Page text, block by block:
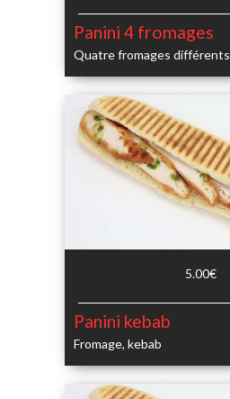
Panini 4 fromages
Quatre fromages différents
5.00€
Panini kebab
Fromage, kebab